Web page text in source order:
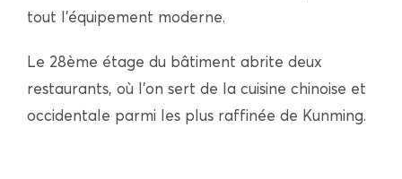
tout l’équipement moderne.
Le 28ème étage du bâtiment abrite deux
restaurants, où l’on sert de la cuisine chinoise et
occidentale parmi les plus raffinée de Kunming.